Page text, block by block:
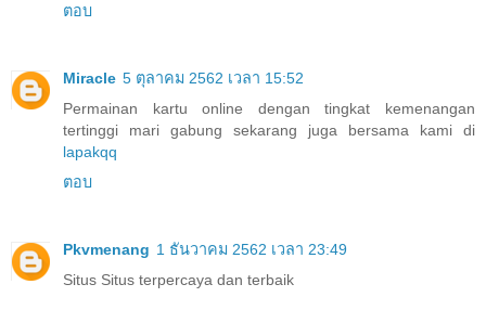
ตอบ
Miracle 5 ตุลาคม 2562 เวลา 15:52
Permainan kartu online dengan tingkat kemenangan
tertinggi mari gabung sekarang juga bersama kami di
lapakqq
ตอบ
Pkvmenang 1 ธันวาคม 2562 เวลา 23:49
Situs Situs terpercaya dan terbaik